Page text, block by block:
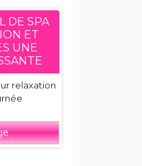
DE SPA
ET
UNE
relaxation